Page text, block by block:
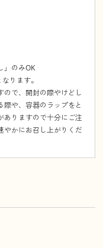
」のみOK
ります。
で、開封の際やけどし
や、容器のラップをと
ありますので十分にご注
かにお召し上がりくだ